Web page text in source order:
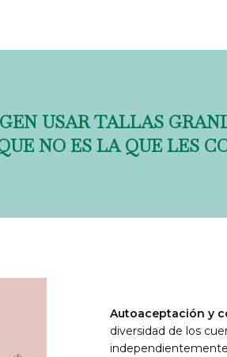
USAR TALLAS
NO ES LA QUE LES
Autoaceptación y
diversidad de los